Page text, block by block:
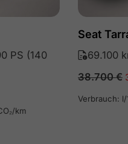
PS (140
km
Seat
69.100
38.700€
Verbrauch: l/